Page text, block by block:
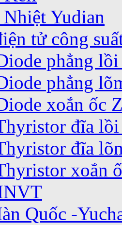
Yudian
tử công
phẳng
phẳng
xoắn ốc
đĩa
đĩa
xoắn
Quốc -